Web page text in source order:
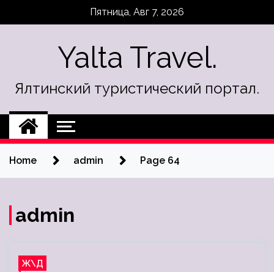
Пятница, Авг 7, 2026
Yalta Travel.
Ялтинский туристический портал.
Home admin Page 64
admin
Ж\Д